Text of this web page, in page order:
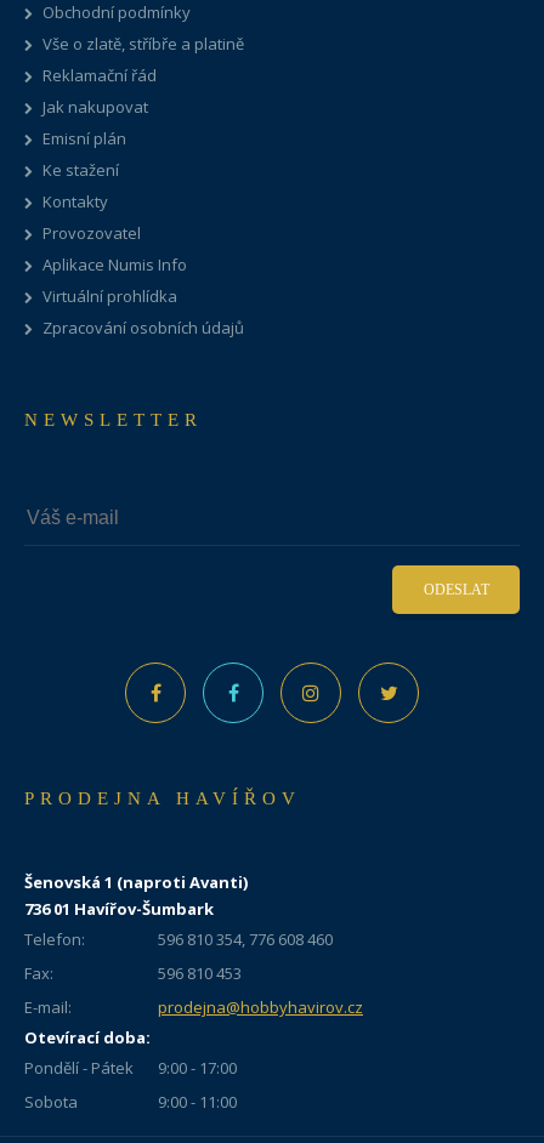
Obchodní podmínky
Vše o zlatě, stříbře a platině
Reklamační řád
Jak nakupovat
Emisní plán
Ke stažení
Kontakty
Provozovatel
Aplikace Numis Info
Virtuální prohlídka
Zpracování osobních údajů
NEWSLETTER
ODESLAT
PRODEJNA HAVÍŘOV
Šenovská 1 (naproti Avanti)
736 01 Havířov-Šumbark
Telefon:
596 810 354, 776 608 460
Fax:
596 810 453
E-mail:
prodejna@hobbyhavirov.cz
Otevírací doba:
Pondělí - Pátek
9:00 - 17:00
Sobota
9:00 - 11:00